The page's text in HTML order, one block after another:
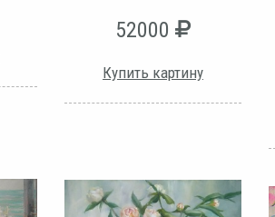
52000
Купить картину